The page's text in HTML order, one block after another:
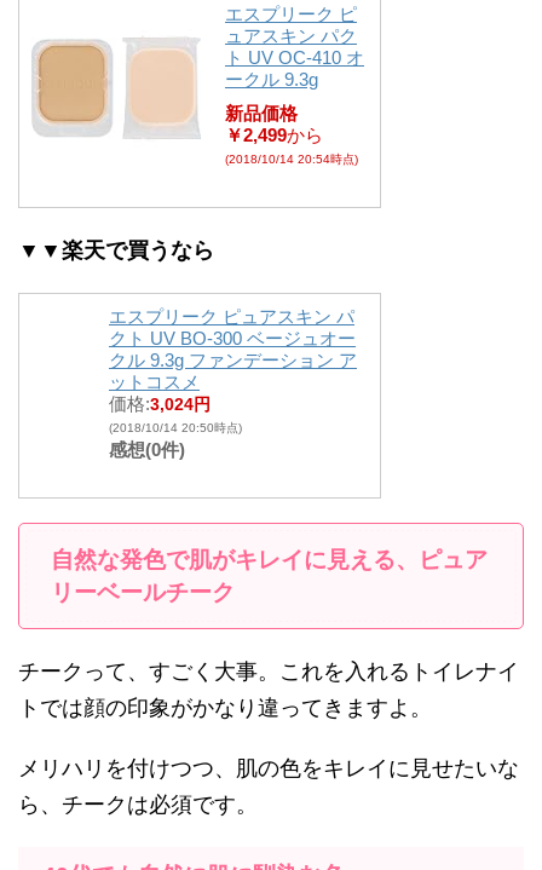
エスプリーク ピ
ュアスキン パク
ト UV OC-410 オ
ークル 9.3g
新品価格
￥2,499から
(2018/10/14 20:54時点)
▼▼楽天で買うなら
エスプリーク ピュアスキン パ
クト UV BO-300 ベージュオー
クル 9.3g ファンデーション ア
ットコスメ
価格:3,024円
(2018/10/14 20:50時点)
感想(0件)
自然な発色で肌がキレイに見える、ピュア
リーベールチーク
チークって、すごく大事。これを入れるトイレナイ
トでは顔の印象がかなり違ってきますよ。
メリハリを付けつつ、肌の色をキレイに見せたいな
ら、チークは必須です。